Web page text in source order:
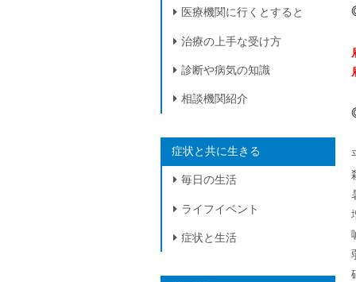
医療機関に行くとすると
治療の上手な受け方
診断や病気の知識
相談機関紹介
症状と共に生きる
毎日の生活
ライフイベント
症状と生活